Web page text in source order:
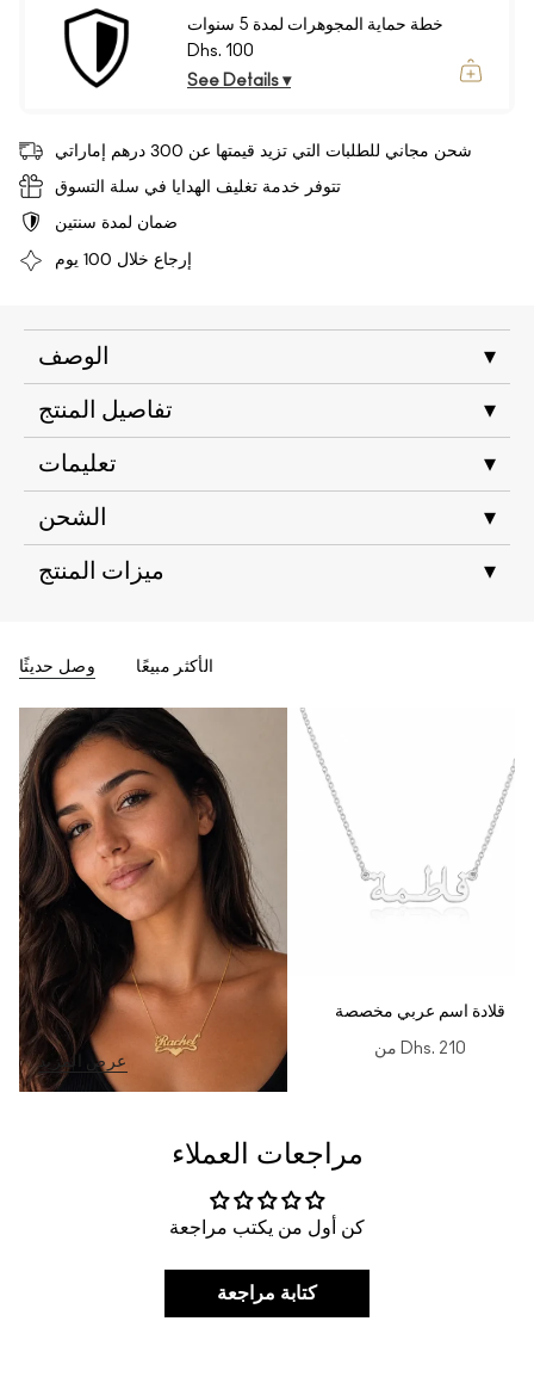
خطة حماية المجوهرات لمدة 5 سنوات
Dhs. 100
See Details ▾
شحن مجاني للطلبات التي تزيد قيمتها عن 300 درهم إماراتي
تتوفر خدمة تغليف الهدايا في سلة التسوق
ضمان لمدة سنتين
إرجاع خلال 100 يوم
الوصف ▾
تفاصيل المنتج ▾
تعليمات ▾
الشحن ▾
ميزات المنتج ▾
وصل حديثًا الأكثر مبيعًا
عرض المزيد
قلادة اسم عربي مخصصة
من Dhs. 210
مراجعات العملاء
كن أول من يكتب مراجعة
كتابة مراجعة